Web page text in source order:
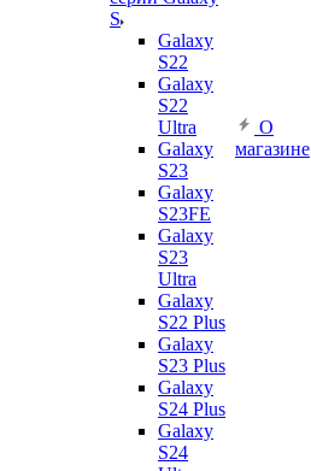
S
Galaxy
S22
Galaxy
S22
Ultra
Galaxy
S23
Galaxy
S23FE
Galaxy
S23
Ultra
Galaxy
S22 Plus
Galaxy
S23 Plus
Galaxy
S24 Plus
Galaxy
S24
О
магазине